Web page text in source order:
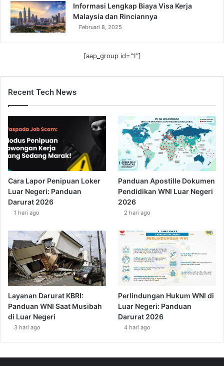
Informasi Lengkap Biaya Visa Kerja
Malaysia dan Rinciannya
Februari 8, 2025
[aap_group id="1"]
Recent Tech News
Cara Lapor Penipuan Loker
Luar Negeri: Panduan
Darurat 2026
1 hari ago
Panduan Apostille Dokumen
Pendidikan WNI Luar Negeri
2026
2 hari ago
Layanan Darurat KBRI:
Panduan WNI Saat Musibah
di Luar Negeri
3 hari ago
Perlindungan Hukum WNI di
Luar Negeri: Panduan
Darurat 2026
4 hari ago